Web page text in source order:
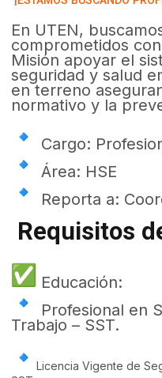
En UTEN,
comprometidos
Misión apoyar el
seguridad y salud
en terreno
normativo y la
Cargo:
Área: HSE
Reporta a:
Requisitos
Educación:
Profesional en
Trabajo – SST.
Licencia Vigente de